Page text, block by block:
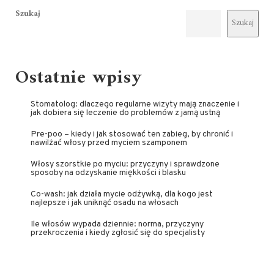
Szukaj
Szukaj
Ostatnie wpisy
Stomatolog: dlaczego regularne wizyty mają znaczenie i
jak dobiera się leczenie do problemów z jamą ustną
Pre-poo – kiedy i jak stosować ten zabieg, by chronić i
nawilżać włosy przed myciem szamponem
Włosy szorstkie po myciu: przyczyny i sprawdzone
sposoby na odzyskanie miękkości i blasku
Co-wash: jak działa mycie odżywką, dla kogo jest
najlepsze i jak uniknąć osadu na włosach
Ile włosów wypada dziennie: norma, przyczyny
przekroczenia i kiedy zgłosić się do specjalisty